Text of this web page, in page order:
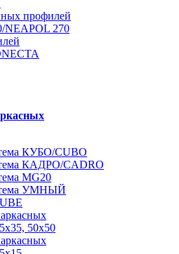
профилей
270
КУБО/CUBO
КАДРО/CADRO
MG20
УМНЫЙ
50x50